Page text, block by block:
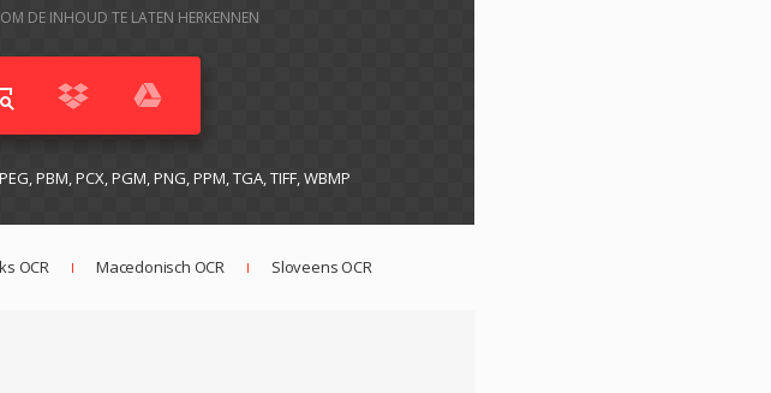
DE INHOUD TE LATEN HERKENNEN
PBM, PCX, PGM, PNG, PPM, TGA, TIFF, WBMP
OCR Macedonisch OCR Sloveens OCR